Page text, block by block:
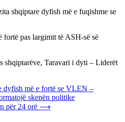
shqiptare dyfish më e fuqishme se
pas largimit të ASH-së së
shqiptarëve, Taravari i dyti – Liderët
dyfish më e fortë se VLEN –
skenën politike
për 24 orë ⟶